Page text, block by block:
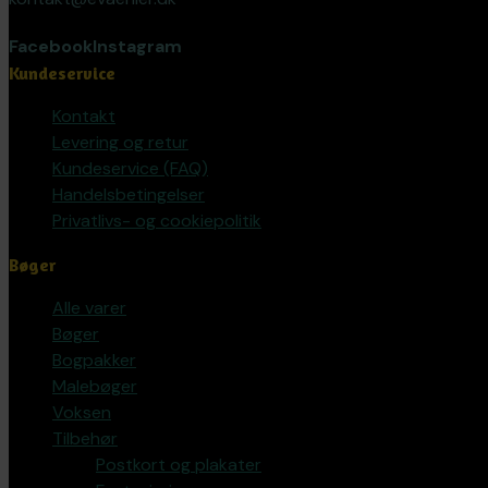
FacebookInstagram
Kundeservice
Kontakt
Levering og retur
Kundeservice (FAQ)
Handelsbetingelser
Privatlivs- og cookiepolitik
Bøger
Alle varer
Bøger
Bogpakker
Malebøger
Voksen
Tilbehør
Postkort og plakater